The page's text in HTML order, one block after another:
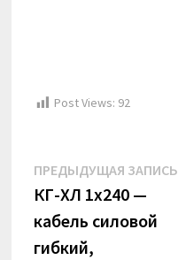
Post Views: 92
Навигация
по
записям
ПРЕДЫДУЩАЯ ЗАПИСЬ
КГ-ХЛ 1х240 —
кабель силовой
гибкий,